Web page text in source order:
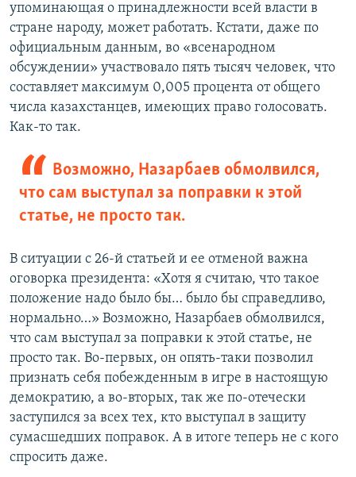
упоминающая о принадлежности всей власти в
стране народу, может работать. Кстати, даже по
официальным данным, во «всенародном
обсуждении» участвовало пять тысяч человек, что
составляет максимум 0,005 процента от общего
числа казахстанцев, имеющих право голосовать.
Как-то так.
Возможно, Назарбаев обмолвился,
что сам выступал за поправки к этой
статье, не просто так.
В ситуации с 26-й статьей и ее отменой важна
оговорка президента: «Хотя я считаю, что такое
положение надо было бы… было бы справедливо,
нормально…» Возможно, Назарбаев обмолвился,
что сам выступал за поправки к этой статье, не
просто так. Во-первых, он опять-таки позволил
признать себя побежденным в игре в настоящую
демократию, а во-вторых, так же по-отечески
заступился за всех тех, кто выступал в защиту
сумасшедших поправок. А в итоге теперь не с кого
спросить даже.